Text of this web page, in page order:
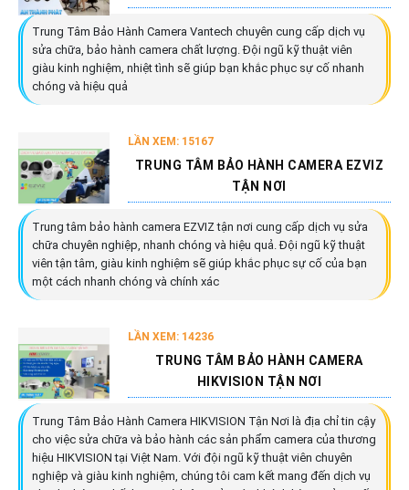
Trung Tâm Bảo Hành Camera Vantech chuyên cung cấp dịch vụ
sửa chữa, bảo hành camera chất lượng. Đội ngũ kỹ thuật viên
giàu kinh nghiệm, nhiệt tình sẽ giúp bạn khắc phục sự cố nhanh
chóng và hiệu quả
LẦN XEM: 15167
TRUNG TÂM BẢO HÀNH CAMERA EZVIZ
TẬN NƠI
Trung tâm bảo hành camera EZVIZ tận nơi cung cấp dịch vụ sửa
chữa chuyên nghiệp, nhanh chóng và hiệu quả. Đội ngũ kỹ thuật
viên tận tâm, giàu kinh nghiệm sẽ giúp khắc phục sự cố của bạn
một cách nhanh chóng và chính xác
LẦN XEM: 14236
TRUNG TÂM BẢO HÀNH CAMERA
HIKVISION TẬN NƠI
Trung Tâm Bảo Hành Camera HIKVISION Tận Nơi là địa chỉ tin cậy
cho việc sửa chữa và bảo hành các sản phẩm camera của thương
hiệu HIKVISION tại Việt Nam. Với đội ngũ kỹ thuật viên chuyên
nghiệp và giàu kinh nghiệm, chúng tôi cam kết mang đến dịch vụ